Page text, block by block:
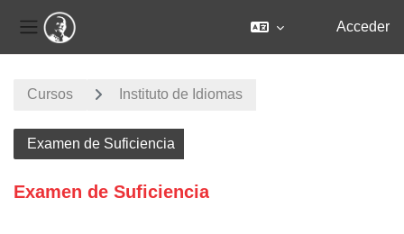
Panel lateral
Acceder
Cursos Instituto de Idiomas
Examen de Suficiencia
Examen de Suficiencia